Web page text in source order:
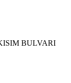
BULVARI